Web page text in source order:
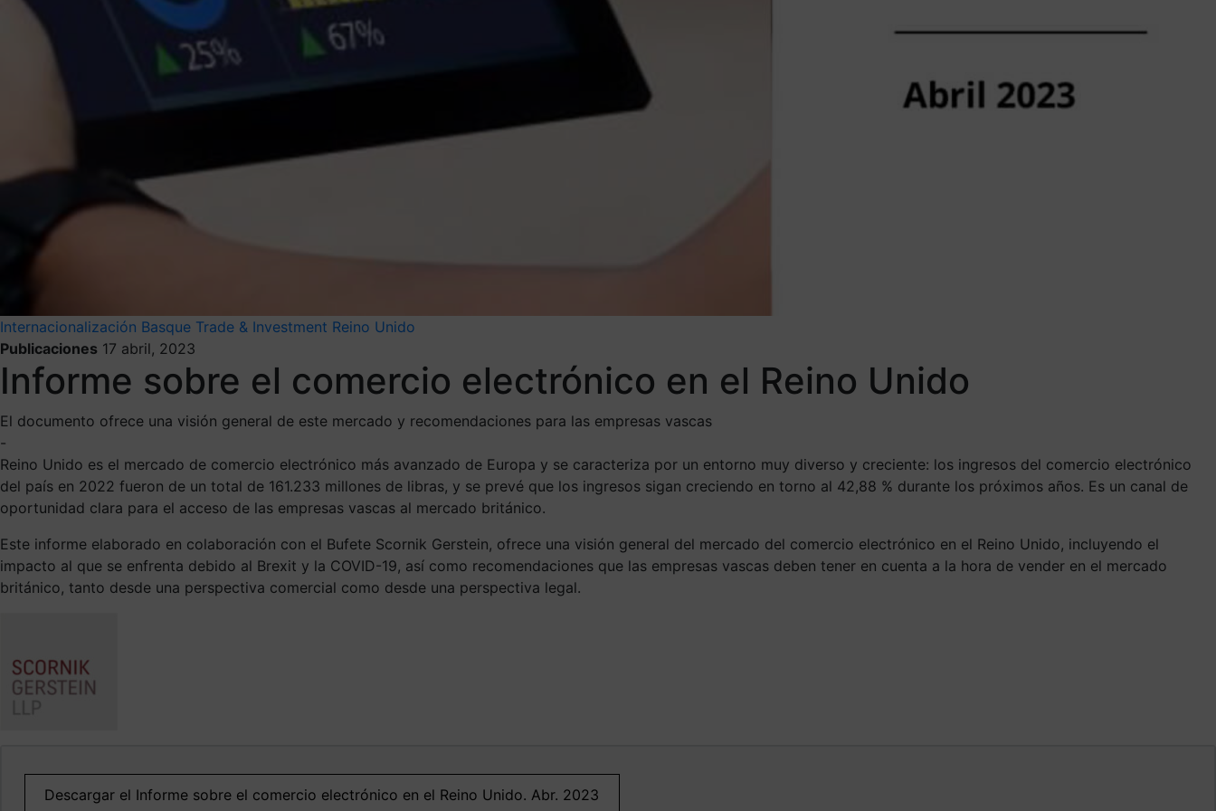
Internacionalización Basque Trade & Investment Reino Unido
Publicaciones 17 abril, 2023
Informe sobre el comercio electrónico en el Reino Unido
El documento ofrece una visión general de este mercado y recomendaciones para las empresas vascas
-
Reino Unido es el mercado de comercio electrónico más avanzado de Europa y se caracteriza por un entorno muy diverso y creciente: los ingresos del comercio electrónico
del país en 2022 fueron de un total de 161.233 millones de libras, y se prevé que los ingresos sigan creciendo en torno al 42,88 % durante los próximos años. Es un canal de
oportunidad clara para el acceso de las empresas vascas al mercado británico.
Este informe elaborado en colaboración con el Bufete Scornik Gerstein, ofrece una visión general del mercado del comercio electrónico en el Reino Unido, incluyendo el
impacto al que se enfrenta debido al Brexit y la COVID-19, así como recomendaciones que las empresas vascas deben tener en cuenta a la hora de vender en el mercado
británico, tanto desde una perspectiva comercial como desde una perspectiva legal.
Descargar el Informe sobre el comercio electrónico en el Reino Unido. Abr. 2023